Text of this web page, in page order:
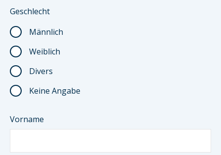
Geschlecht
Männlich
Weiblich
Divers
Keine Angabe
Vorname